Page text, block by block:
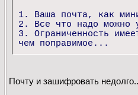
1. Ваша почта, как
2. Все что надо можно
3. Ограниченность
чем поправимое...
Почту и зашифровать